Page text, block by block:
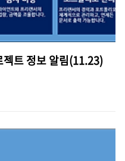
트 정보 알림(11.23)